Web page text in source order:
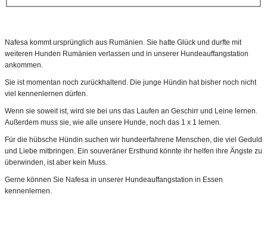
Nafesa kommt ursprünglich aus Rumänien. Sie hatte Glück und durfte mit
weiteren Hunden Rumänien verlassen und in unserer Hundeauffangstation
ankommen.
Sie ist momentan noch zurückhaltend. Die junge Hündin hat bisher noch nicht
viel kennenlernen dürfen.
Wenn sie soweit ist, wird sie bei uns das Laufen an Geschirr und Leine lernen.
Außerdem muss sie, wie alle unsere Hunde, noch das 1 x 1 lernen.
Für die hübsche Hündin suchen wir hundeerfahrene Menschen, die viel Geduld
und Liebe mitbringen. Ein souveräner Ersthund könnte ihr helfen ihre Ängste zu
überwinden, ist aber kein Muss.
Gerne können Sie Nafesa in unserer Hundeauffangstation in Essen
kennenlernen.